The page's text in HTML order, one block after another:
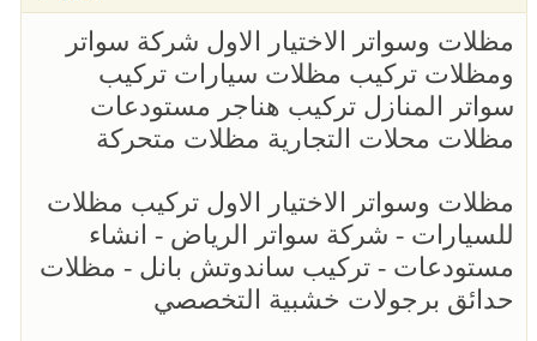
مظلات وسواتر الاختيار الاول شركة سواتر
ومظلات تركيب مظلات سيارات تركيب
سواتر المنازل تركيب هناجر مستودعات
مظلات محلات التجارية مظلات متحركة
مظلات وسواتر الاختيار الاول تركيب مظلات
للسيارات - شركة سواتر الرياض - انشاء
مستودعات - تركيب ساندوتش بانل - مظلات
حدائق برجولات خشبية التخصصي